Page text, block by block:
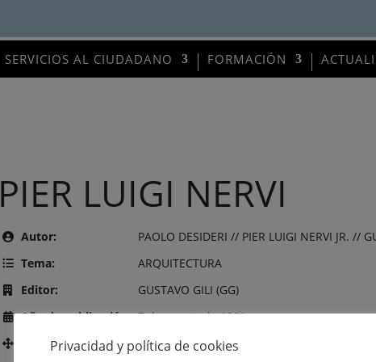
SERVICIOS AL CIUDADANO FORMACIÓN
PIER LUIGI NERVI
Autor:
PAOLO DESIDERI // PIER LUIGI NERVI JR. //
Tema:
ARQUITECTURA
Editor:
GUSTAVO GILI (GG)
Año de publicación: 7 de agosto de 1981
Número:
1590
Privacidad y política de cookies